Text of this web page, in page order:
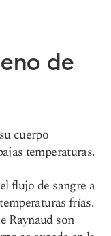
de
cuerpo
temperaturas.
flujo de sangre a
frías.
Raynaud son